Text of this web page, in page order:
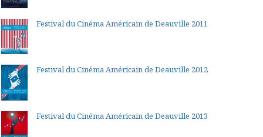
Festival du Cinéma Américain de Deauville 2011
Festival du Cinéma Américain de Deauville 2012
Festival du Cinéma Américain de Deauville 2013